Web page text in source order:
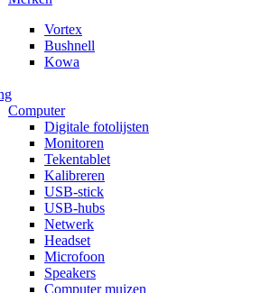
Vortex
Bushnell
Kowa
Computer
Digitale fotolijsten
Monitoren
Tekentablet
Kalibreren
USB-stick
USB-hubs
Netwerk
Headset
Microfoon
Speakers
Computer muizen